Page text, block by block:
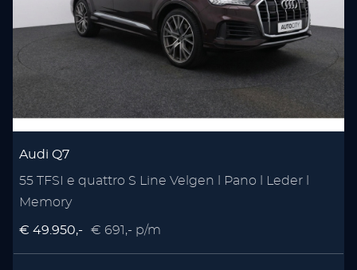
Audi Q7
55 TFSI e quattro S Line Velgen l Pano l Leder l
Memory
€ 49.950,- € 691,- p/m